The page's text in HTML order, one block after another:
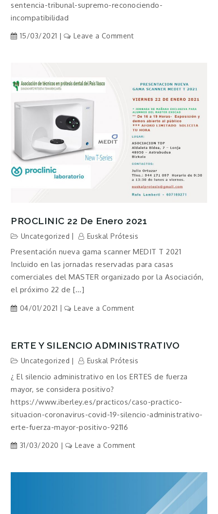
sentencia-tribunal-supremo-reconociendo-
incompatibilidad
15/03/2021 Leave a Commenton
PROCLINIC 22 De Enero 2021
Uncategorized Euskal Prótesis
Presentación nueva gama scanner MEDIT T 2021
Incluido en las jornadas reservadas para casas
comerciales del MASTER organizado por la Asociación,
el próximo 22 de […]
04/01/2021 Leave a Commenton
de
2021
ERTE Y SILENCIO ADMINISTRATIVO
Uncategorized Euskal Prótesis
¿ El silencio administrativo en los ERTES de fuerza
mayor, se considera positivo?
https://www.iberley.es/practicos/caso-practico-
situacion-coronavirus-covid-19-silencio-administrativo-
erte-fuerza-mayor-positivo-92116
31/03/2020 Leave a Commenton
ADMINISTRATIVO